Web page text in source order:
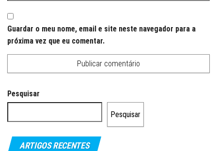
Guardar o meu nome, email e site neste navegador para a
próxima vez que eu comentar.
Pesquisar
Pesquisar
ARTIGOS RECENTES